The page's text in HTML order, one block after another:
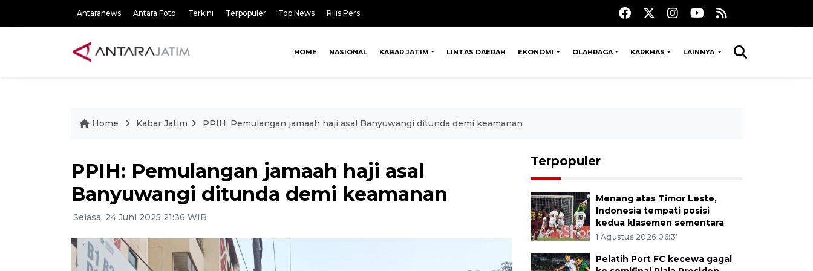
Antaranews Antara Foto Terkini Terpopuler Top News Rilis Pers
HOME NASIONAL KABAR JATIM LINTAS DAERAH EKONOMI OLAHRAGA KARKHAS LAINNYA
Home Kabar Jatim PPIH: Pemulangan jamaah haji asal Banyuwangi ditunda demi keamanan
PPIH: Pemulangan jamaah haji asal
Banyuwangi ditunda demi keamanan
Selasa, 24 Juni 2025 21:36 WIB
Terpopuler
Menang atas Timor Leste,
Indonesia tempati posisi
kedua klasemen sementara
1 Agustus 2026 06:31
Pelatih Port FC kecewa gagal